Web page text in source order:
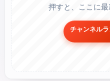
押すと、ここに最
チャンネル